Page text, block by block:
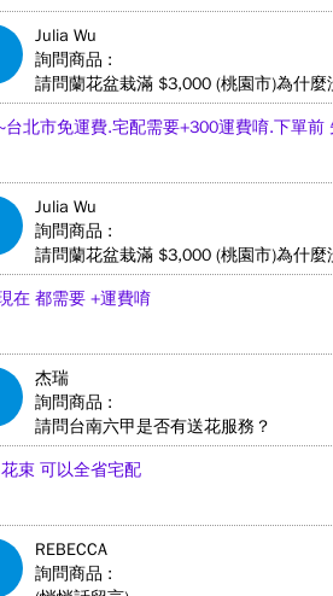
Julia Wu
詢問商品 :
請問蘭花盆栽滿 $3,000 (桃園市)為什
台北市免運費.宅配需要+300運費唷.下單
Julia Wu
詢問商品 :
請問蘭花盆栽滿 $3,000 (桃園市)為什
在 都需要 +運費唷
杰瑞
詢問商品 :
請問台南六甲是否有送花服務？
束 可以全省宅配
REBECCA
詢問商品 :